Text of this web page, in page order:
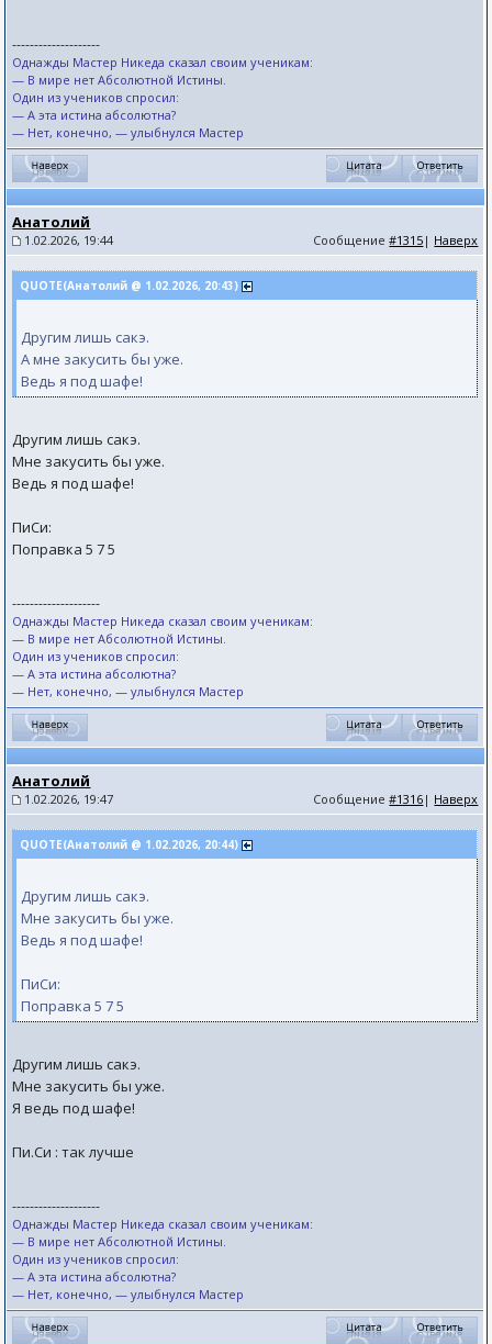
--------------------
Однажды Мастер Никеда сказал своим ученикам:
— В мире нет Абсолютной Истины.
Один из учеников спросил:
— А эта истина абсолютна?
— Нет, конечно, — улыбнулся Мастер
Анатолий
1.02.2026, 19:44 Сообщение#1315 | Наверх
QUOTE(Анатолий @ 1.02.2026, 20:43)
Другим лишь сакэ.
А мне закусить бы уже.
Ведь я под шафе!
Другим лишь сакэ.
Мне закусить бы уже.
Ведь я под шафе!
ПиСи:
Поправка 5 7 5
--------------------
Однажды Мастер Никеда сказал своим ученикам:
— В мире нет Абсолютной Истины.
Один из учеников спросил:
— А эта истина абсолютна?
— Нет, конечно, — улыбнулся Мастер
Анатолий
1.02.2026, 19:47 Сообщение#1316 | Наверх
QUOTE(Анатолий @ 1.02.2026, 20:44)
Другим лишь сакэ.
Мне закусить бы уже.
Ведь я под шафе!
ПиСи:
Поправка 5 7 5
Другим лишь сакэ.
Мне закусить бы уже.
Я ведь под шафе!
Пи.Си : так лучше
--------------------
Однажды Мастер Никеда сказал своим ученикам:
— В мире нет Абсолютной Истины.
Один из учеников спросил:
— А эта истина абсолютна?
— Нет, конечно, — улыбнулся Мастер